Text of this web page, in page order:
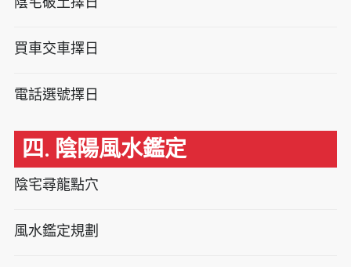
買車交車擇日
電話選號擇日
四. 陰陽風水鑑定
陰宅尋龍點穴
風水鑑定規劃